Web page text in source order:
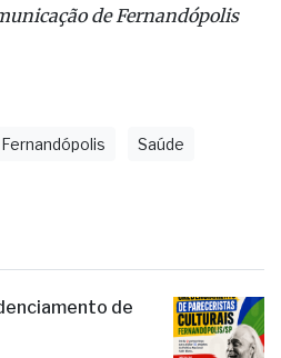
de Fernandópolis
Fernandópolis Saúde
de